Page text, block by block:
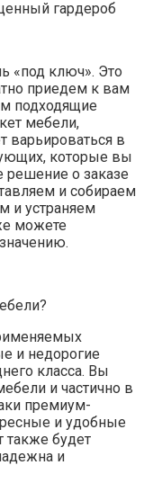
«под ключ». Это
приедем к вам
подходящие
мебели,
варьироваться в
которые вы
о заказе
и собираем
и устраняем
можете
и недорогие
класса. Вы
и частично в
премиум-
и удобные
также будет
и